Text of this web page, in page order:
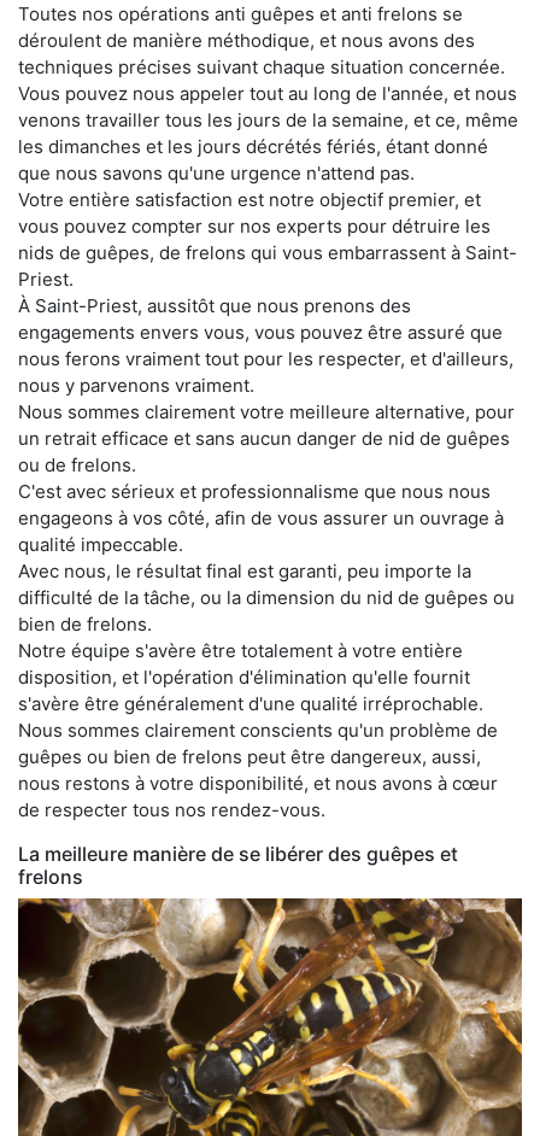
Toutes nos opérations anti guêpes et anti frelons se
déroulent de manière méthodique, et nous avons des
techniques précises suivant chaque situation concernée.
Vous pouvez nous appeler tout au long de l'année, et nous
venons travailler tous les jours de la semaine, et ce, même
les dimanches et les jours décrétés fériés, étant donné
que nous savons qu'une urgence n'attend pas.
Votre entière satisfaction est notre objectif premier, et
vous pouvez compter sur nos experts pour détruire les
nids de guêpes, de frelons qui vous embarrassent à Saint-
Priest.
À Saint-Priest, aussitôt que nous prenons des
engagements envers vous, vous pouvez être assuré que
nous ferons vraiment tout pour les respecter, et d'ailleurs,
nous y parvenons vraiment.
Nous sommes clairement votre meilleure alternative, pour
un retrait efficace et sans aucun danger de nid de guêpes
ou de frelons.
C'est avec sérieux et professionnalisme que nous nous
engageons à vos côté, afin de vous assurer un ouvrage à
qualité impeccable.
Avec nous, le résultat final est garanti, peu importe la
difficulté de la tâche, ou la dimension du nid de guêpes ou
bien de frelons.
Notre équipe s'avère être totalement à votre entière
disposition, et l'opération d'élimination qu'elle fournit
s'avère être généralement d'une qualité irréprochable.
Nous sommes clairement conscients qu'un problème de
guêpes ou bien de frelons peut être dangereux, aussi,
nous restons à votre disponibilité, et nous avons à cœur
de respecter tous nos rendez-vous.
La meilleure manière de se libérer des guêpes et
frelons